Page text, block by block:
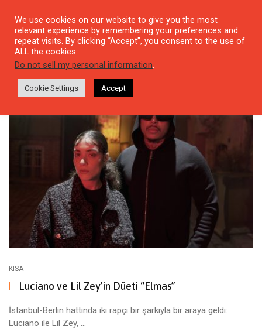
Tag: Lil Zey
KISA
Luciano ve Lil Zey’in Düeti “Elmas”
İstanbul-Berlin hattında iki rapçi bir şarkıyla bir araya geldi:
Luciano ile Lil Zey, ...
We use cookies on our website to give you the most
relevant experience by remembering your preferences and
repeat visits. By clicking “Accept”, you consent to the use of
ALL the cookies.
Do not sell my personal information.
Cookie Settings Accept